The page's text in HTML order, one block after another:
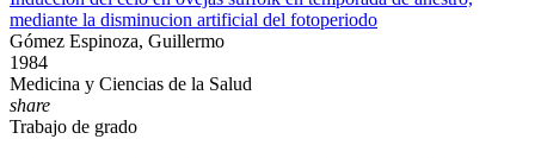
mediante la disminucion artificial del fotoperiodo
Gómez Espinoza, Guillermo
1984
Medicina y Ciencias de la Salud
share
Trabajo de grado